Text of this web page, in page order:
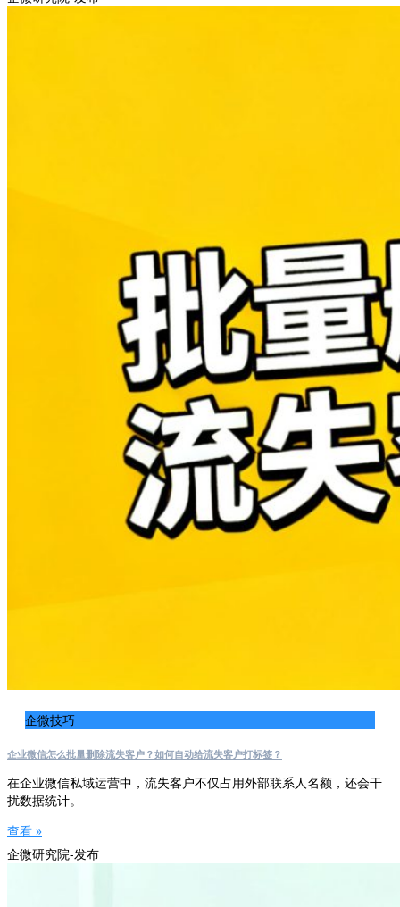
企微技巧
企业微信怎么批量删除流失客户？如何自动给流失客户打标签？
在企业微信私域运营中，流失客户不仅占用外部联系人名额，还会干
扰数据统计。
查看 »
企微研究院-发布